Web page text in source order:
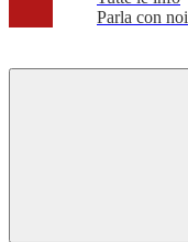
Parla con noi